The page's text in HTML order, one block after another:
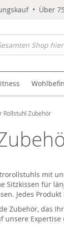
• Über
Rollstuhl Zubehör
mit
für
Jedes
Zubehör, das
unsere